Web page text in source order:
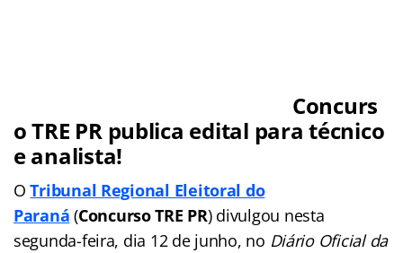
Concurs
o TRE PR publica edital para técnico
e analista!
OTribunal Regional Eleitoral do
Paraná (Concurso TRE PR) divulgou nesta
segunda-feira, dia 12 de junho, no Diário Oficial da